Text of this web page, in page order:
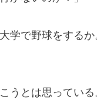
学で野球をする
うとは思っている